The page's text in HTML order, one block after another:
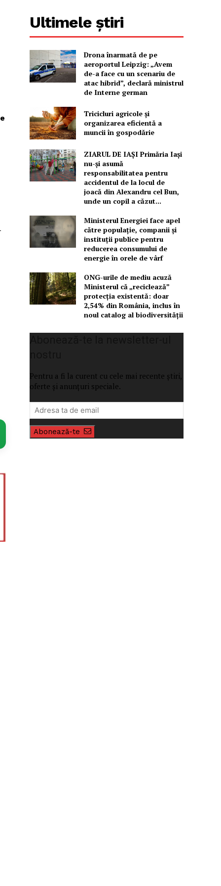
Ultimele știri
Drona înarmată de pe
aeroportul Leipzig: „Avem
de-a face cu un scenariu de
atac hibrid”, declară ministrul
de Interne german
Tricicluri agricole și
organizarea eficientă a
muncii în gospodărie
ZIARUL DE IAȘI Primăria Iași
nu-și asumă
responsabilitatea pentru
accidentul de la locul de
joacă din Alexandru cel Bun,
unde un copil a căzut...
Ministerul Energiei face apel
către populație, companii și
instituții publice pentru
reducerea consumului de
energie în orele de vârf
ONG-urile de mediu acuză
Ministerul că „reciclează”
protecția existentă: doar
2,54% din România, inclus în
noul catalog al biodiversității
Pentru a fi la curent cu cele mai recente știri,
oferte și anunțuri speciale.
Abonează-te